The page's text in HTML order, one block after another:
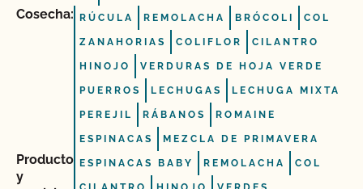
Cosecha: RÚCULA REMOLACHA BRÓCOLI COL
ZANAHORIAS COLIFLOR CILANTRO
HINOJO VERDURAS DE HOJA VERDE
PUERROS LECHUGAS LECHUGA MIXTA
PEREJIL RÁBANOS ROMAINE
ESPINACAS MEZCLA DE PRIMAVERA
Producto
y
ESPINACAS BABY REMOLACHA COL